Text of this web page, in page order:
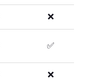
❌
✅
❌